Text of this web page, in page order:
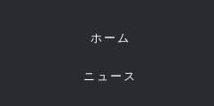
ホーム
ニュース